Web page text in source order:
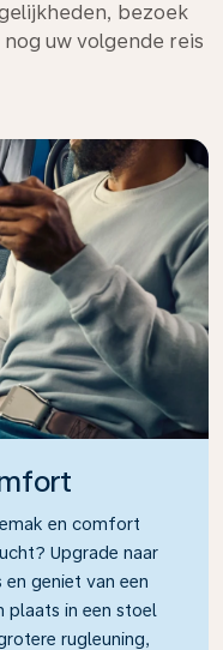
bezoek
uw volgende reis
en comfort
Upgrade naar
geniet van een
plaats in een stoel
rugleuning,